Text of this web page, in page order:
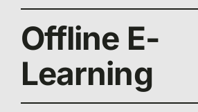
Offline E-
Learning